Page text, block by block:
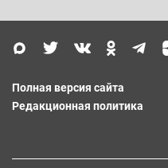
Полная версия сайта
Редакционная политика